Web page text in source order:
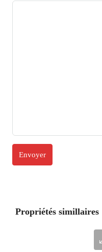
Propriétés simillaires